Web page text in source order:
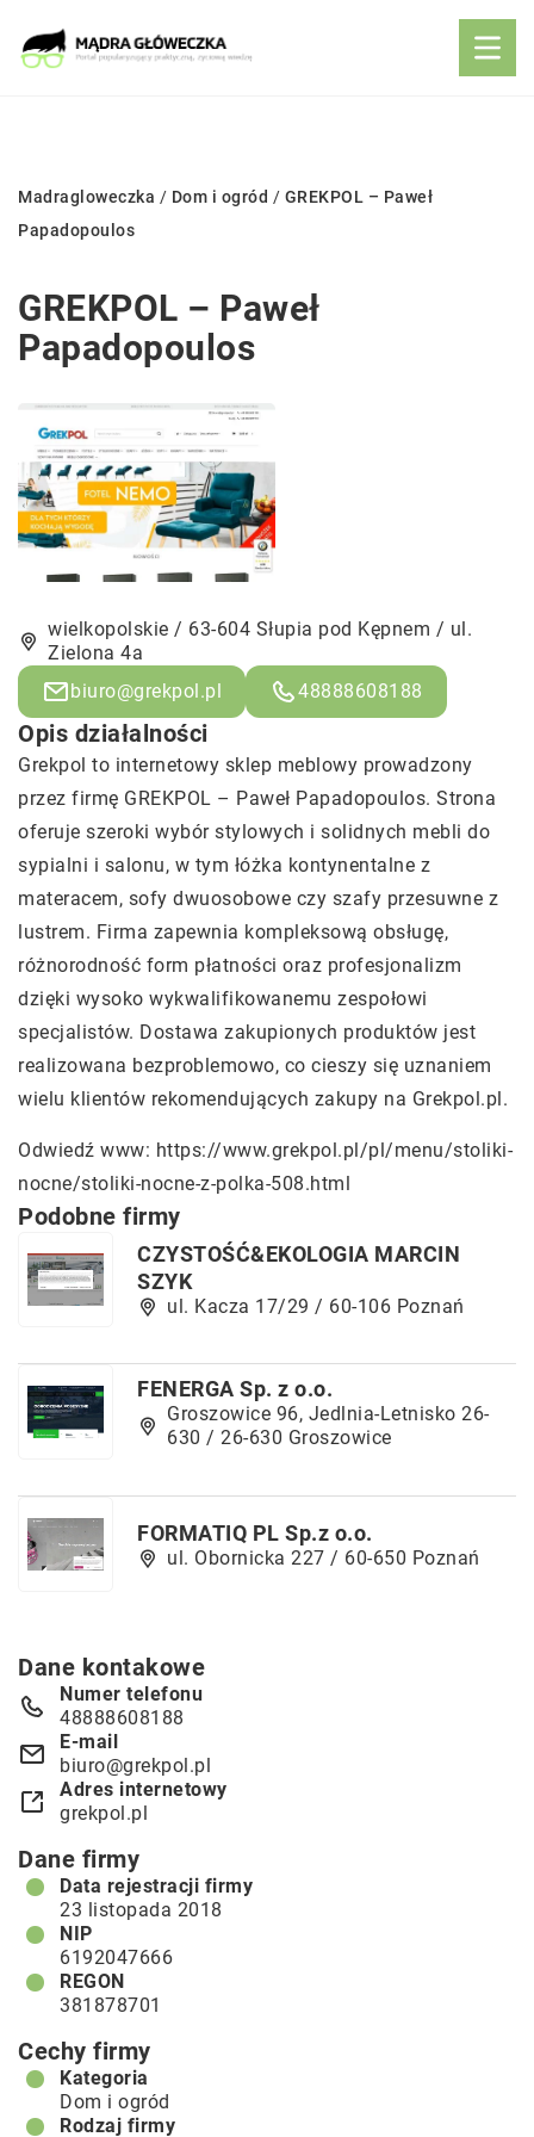
Madragloweczka / Dom i ogród / GREKPOL – Paweł
Papadopoulos
GREKPOL – Paweł
Papadopoulos
wielkopolskie / 63-604 Słupia pod Kępnem / ul.
Zielona 4a
biuro@grekpol.pl
48888608188
Opis działalności
Grekpol to internetowy sklep meblowy prowadzony
przez firmę GREKPOL – Paweł Papadopoulos. Strona
oferuje szeroki wybór stylowych i solidnych mebli do
sypialni i salonu, w tym łóżka kontynentalne z
materacem, sofy dwuosobowe czy szafy przesuwne z
lustrem. Firma zapewnia kompleksową obsługę,
różnorodność form płatności oraz profesjonalizm
dzięki wysoko wykwalifikowanemu zespołowi
specjalistów. Dostawa zakupionych produktów jest
realizowana bezproblemowo, co cieszy się uznaniem
wielu klientów rekomendujących zakupy na Grekpol.pl.
Odwiedź www: https://www.grekpol.pl/pl/menu/stoliki-
nocne/stoliki-nocne-z-polka-508.html
Podobne firmy
CZYSTOŚĆ&EKOLOGIA MARCIN
SZYK
ul. Kacza 17/29 / 60-106 Poznań
FENERGA Sp. z o.o.
Groszowice 96, Jedlnia-Letnisko 26-
630 / 26-630 Groszowice
FORMATIQ PL Sp.z o.o.
ul. Obornicka 227 / 60-650 Poznań
Dane kontakowe
Numer telefonu
48888608188
E-mail
biuro@grekpol.pl
Adres internetowy
grekpol.pl
Dane firmy
Data rejestracji firmy
23 listopada 2018
NIP
6192047666
REGON
381878701
Cechy firmy
Kategoria
Dom i ogród
Rodzaj firmy